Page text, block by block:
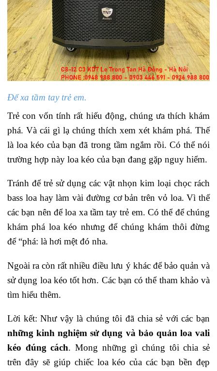
Để xa tầm tay trẻ em.
Trẻ con vốn tính rất hiếu động, chúng ưa thích khám
phá. Và cái gì lạ chúng thích xem xét khám phá. Thế
là loa kéo của bạn đã trong tầm ngắm rồi. Có thể nói
trường hợp này loa kéo của bạn đang gặp nguy hiểm.
Tránh để trẻ sử dụng các vật nhọn kim loại chọc rách
bass loa hay làm vài đường cơ bản trên vỏ loa. Vì thế
các bạn nên để loa xa tầm tay trẻ em. Có thể để chúng
khám phá loa kéo nhưng để chúng khám thôi đừng
để “phá: là hơi mệt đó nha.
Ngoài ra còn rất nhiều điều lưu ý khác để bảo quản và
sử dụng loa kéo tốt hơn. Các bạn có thể tham khảo và
tìm hiểu thêm.
Lời kết: Như vậy là chúng tôi đã chia sẻ với các bạn
những kinh nghiệm sử dụng và bảo quản loa vali
kéo đúng cách. Mong những gì chúng tôi chia sẻ
trên đây sẽ giúp chiếc loa kéo của các bạn bền đẹp